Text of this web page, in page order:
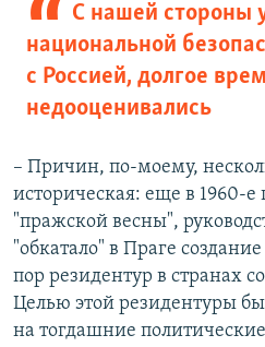
С нашей стороны
национальной
с Россией, долгое
недооценивались
– Причин, по-моему,
историческая: еще в 1960-е
"пражской весны",
"обкатало" в Праге
пор резидентур в странах
Целью этой резидентуры
на тогдашние